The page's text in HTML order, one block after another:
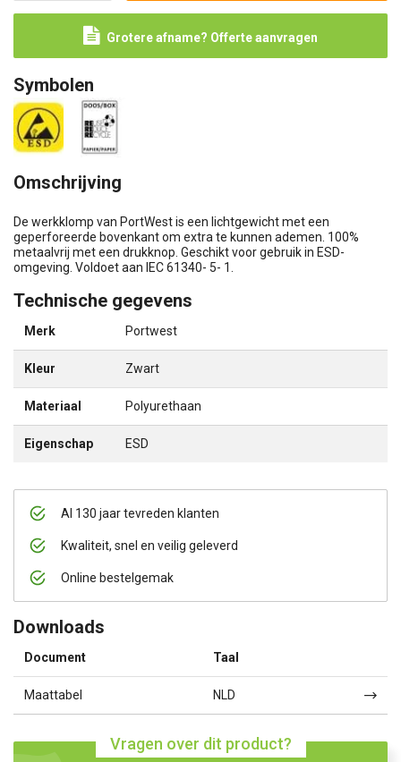
Grotere afname? Offerte aanvragen
Al 130 jaar tevreden klanten
Kwaliteit, snel en veilig geleverd
Online bestelgemak
Downloads
Document Taal
Maattabel NLD
Vragen over dit product?
Symbolen
Omschrijving
De werkklomp van PortWest is een lichtgewicht met een
geperforeerde bovenkant om extra te kunnen ademen. 100%
metaalvrij met een drukknop. Geschikt voor gebruik in ESD-
omgeving. Voldoet aan IEC 61340- 5- 1.
Technische gegevens
Merk Portwest
Kleur Zwart
Materiaal Polyurethaan
Eigenschap ESD